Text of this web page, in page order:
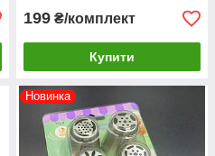
199 ₴/комплект
Купити
Новинка